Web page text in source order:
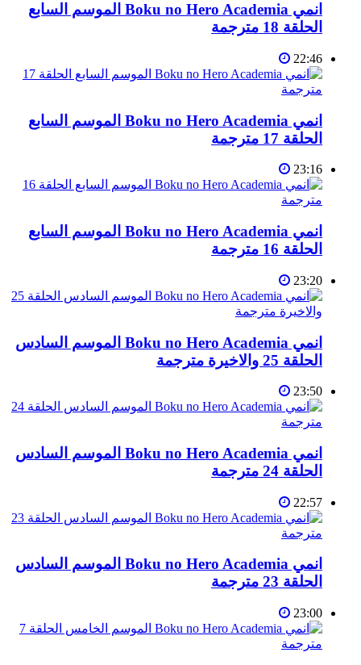
انمي Boku no Hero Academia الموسم السابع
الحلقة 18 مترجمة
22:46
انمي Boku no Hero Academia الموسم السابع
الحلقة 17 مترجمة
23:16
انمي Boku no Hero Academia الموسم السابع
الحلقة 16 مترجمة
23:20
انمي Boku no Hero Academia الموسم السادس
الحلقة 25 والاخيرة مترجمة
23:50
انمي Boku no Hero Academia الموسم السادس
الحلقة 24 مترجمة
22:57
انمي Boku no Hero Academia الموسم السادس
الحلقة 23 مترجمة
23:00